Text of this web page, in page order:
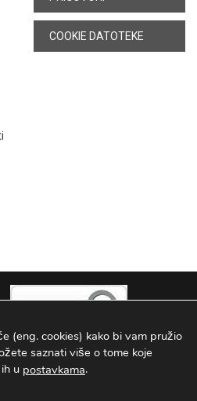
COOKIE DATOTEKE
(eng. cookies) kako bi vam pružio
saznati više o tome koje
u postavkama.